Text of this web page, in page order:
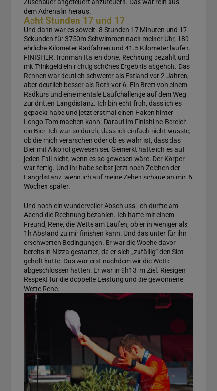
Zuschauer angefeuert anzufeuern. Das war rein aus
dem Adrenalin heraus.
Acht Stunden 17 und 17
Und dann war es soweit. 8 Stunden 17 Minuten und 17
Sekunden für 3750m Schwimmen nach meiner Uhr, 180
ehrliche Kilometer Radfahren und 41.5 Kilometer laufen.
FINISHER. Ironman Italien done. Rechnung bezahlt und
mit Trinkgeld ein richtig schönes Ergebnis abgeholt. Das
Rennen war deutlich schwerer als Estland vor 2 Jahren,
aber deutlich besser als Roth vor 6. Ein Brett von einem
Radkurs und eine mentale Laufchallenge auf dem Weg
zur dritten Langdistanz. Ich bin echt froh, dass ich es
gepackt habe und jetzt erstmal einen Haken hinter
Longo-Tom machen kann. Darauf im Finishline-Bereich
ein Bier. Ich war so durch, dass ich einfach nicht wusste,
ob die mich verarschen oder ob es wahr ist, dass das
Bier mit Alkohol gewesen sei. Gemerkt hatte ich es auf
jeden Fall nicht, wenn es so gewesen wäre. Der Körper
war fertig. Und ihr habe selbst jetzt noch Zeichen der
Langdistanz, wenn ich auf meine Zehen schaue an mir. 6
Wochen später.
Und noch ein wundervoller Abschluss: Ich durfte am
Abend die Rechnung bezahlen. Ich hatte mit einem
Freund, Rene, die Wette am Laufen, ob er in weniger als
1h Abstand zu mir finishen kann. Und das unter für ihn
erschwerten Bedingungen. Er war die Woche davor
bereits in Nizza gestartet, da er sich „zufällig“ den Slot
geholt hatte. Das war erst nachdem wir die Wette
abgeschlossen hatten. Er war in 9h13 im Ziel. Riesigen
Respekt für die doppelte Leistung und die gewonnene
Wette Rene.